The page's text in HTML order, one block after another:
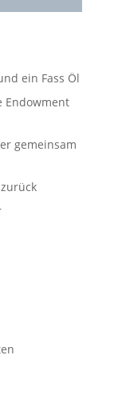
ein Fass Öl
Endowment
gemeinsam